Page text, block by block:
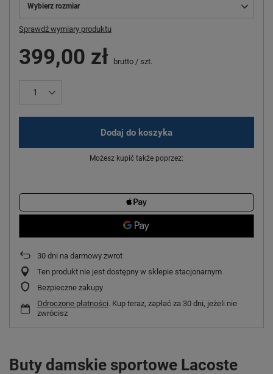
Wybierz rozmiar
Sprawdź wymiary produktu
399,00 zł brutto / szt.
Dodaj do koszyka
Możesz kupić także poprzez:
30 dni na darmowy zwrot
Ten produkt nie jest dostępny w sklepie stacjonarnym
Bezpieczne zakupy
Odroczone płatności. Kup teraz, zapłać za 30 dni, jeżeli nie
zwrócisz
Buty damskie sportowe Lacoste